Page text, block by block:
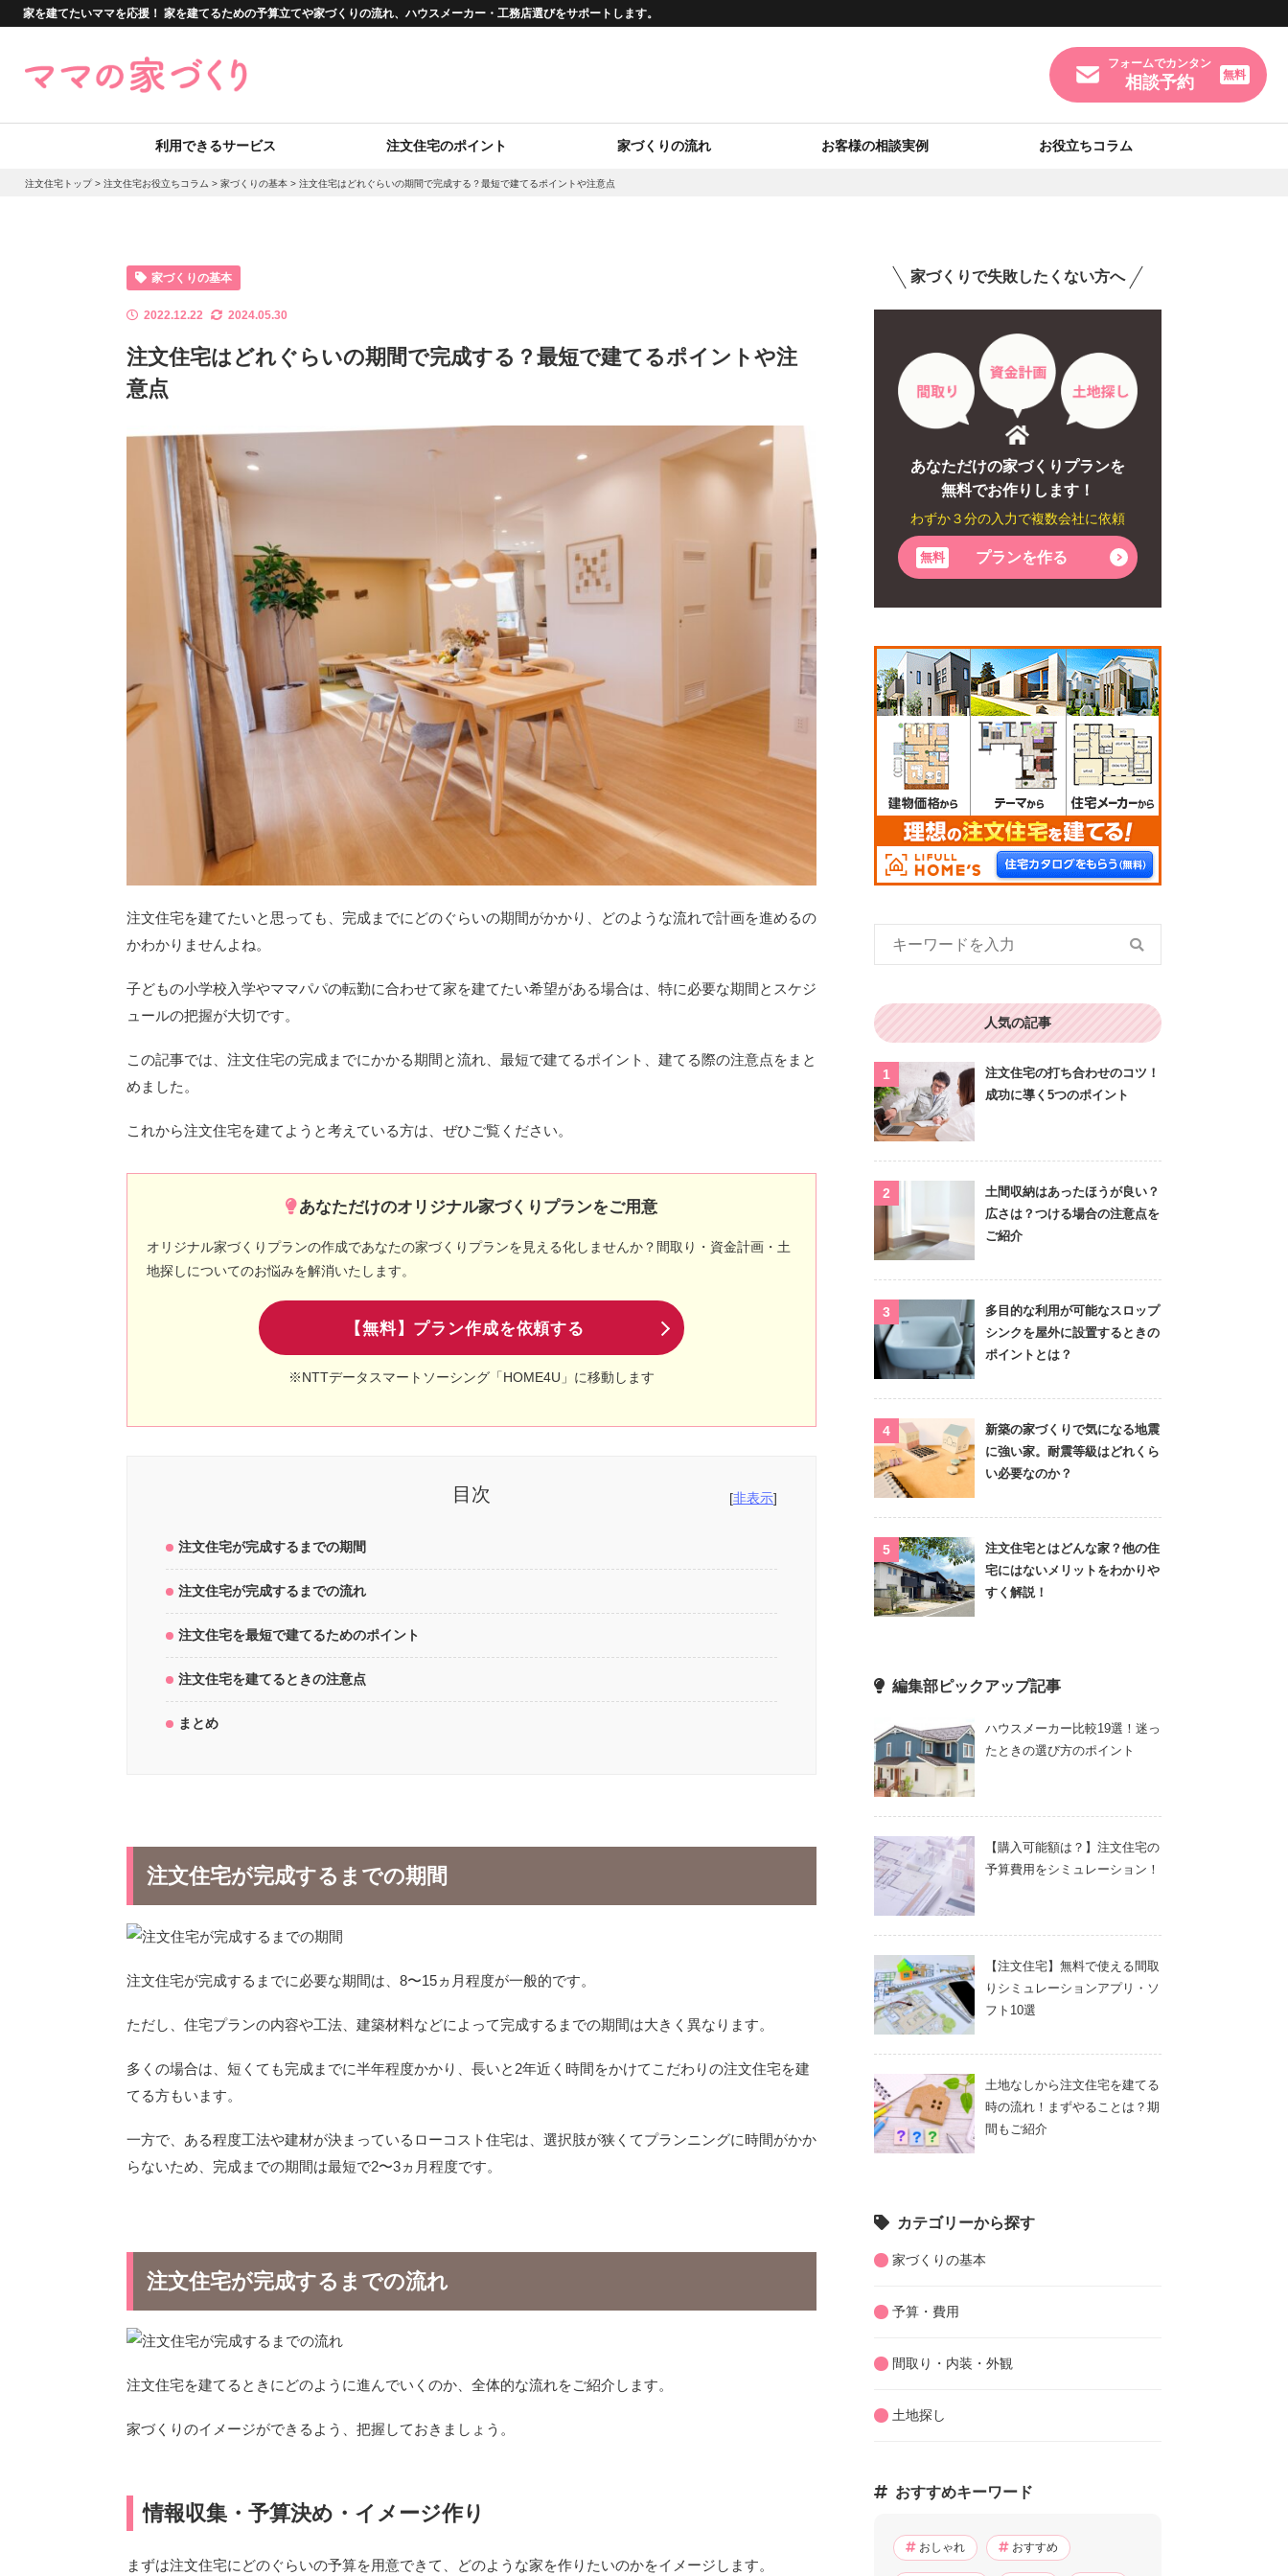
家を建てたいママを応援！ 家を建てるための予算立てや家づくりの流れ、ハウスメーカー・工務店選びをサポートします。
フォームでカンタン
相談予約 無料
利用できるサービス 注文住宅のポイント 家づくりの流れ お客様の相談実例 お役立ちコラム
注文住宅トップ > 注文住宅お役立ちコラム > 家づくりの基本 > 注文住宅はどれぐらいの期間で完成する？最短で建てるポイントや注意点
家づくりの基本
2022.12.22 2024.05.30
注文住宅はどれぐらいの期間で完成する？最短で建てるポイントや注
意点
注文住宅を建てたいと思っても、完成までにどのぐらいの期間がかかり、どのような流れで計画を進めるの
かわかりませんよね。
子どもの小学校入学やママパパの転勤に合わせて家を建てたい希望がある場合は、特に必要な期間とスケジ
ュールの把握が大切です。
この記事では、注文住宅の完成までにかかる期間と流れ、最短で建てるポイント、建てる際の注意点をまと
めました。
これから注文住宅を建てようと考えている方は、ぜひご覧ください。
あなただけのオリジナル家づくりプランをご用意
オリジナル家づくりプランの作成であなたの家づくりプランを見える化しませんか？間取り・資金計画・土
地探しについてのお悩みを解消いたします。
【無料】プラン作成を依頼する
※NTTデータスマートソーシング「HOME4U」に移動します
目次 [非表示]
注文住宅が完成するまでの期間
注文住宅が完成するまでの流れ
注文住宅を最短で建てるためのポイント
注文住宅を建てるときの注意点
まとめ
注文住宅が完成するまでの期間
注文住宅が完成するまでに必要な期間は、8〜15ヵ月程度が一般的です。
ただし、住宅プランの内容や工法、建築材料などによって完成するまでの期間は大きく異なります。
多くの場合は、短くても完成までに半年程度かかり、長いと2年近く時間をかけてこだわりの注文住宅を建
てる方もいます。
一方で、ある程度工法や建材が決まっているローコスト住宅は、選択肢が狭くてプランニングに時間がかか
らないため、完成までの期間は最短で2〜3ヵ月程度です。
注文住宅が完成するまでの流れ
注文住宅を建てるときにどのように進んでいくのか、全体的な流れをご紹介します。
家づくりのイメージができるよう、把握しておきましょう。
情報収集・予算決め・イメージ作り
まずは注文住宅にどのぐらいの予算を用意できて、どのような家を作りたいのかをイメージします。
家づくりで失敗したくない方へ
あなただけの家づくりプランを
無料でお作りします！
わずか３分の入力で複数会社に依頼
無料 プランを作る
人気の記事
注文住宅の打ち合わせのコツ！
成功に導く5つのポイント
土間収納はあったほうが良い？
広さは？つける場合の注意点を
ご紹介
多目的な利用が可能なスロップ
シンクを屋外に設置するときの
ポイントとは？
新築の家づくりで気になる地震
に強い家。耐震等級はどれくら
い必要なのか？
注文住宅とはどんな家？他の住
宅にはないメリットをわかりや
すく解説！
編集部ピックアップ記事
ハウスメーカー比較19選！迷っ
たときの選び方のポイント
【購入可能額は？】注文住宅の
予算費用をシミュレーション！
【注文住宅】無料で使える間取
りシミュレーションアプリ・ソ
フト10選
土地なしから注文住宅を建てる
時の流れ！まずやることは？期
間もご紹介
カテゴリーから探す
家づくりの基本
予算・費用
間取り・内装・外観
土地探し
おすすめキーワード
おしゃれ おすすめ